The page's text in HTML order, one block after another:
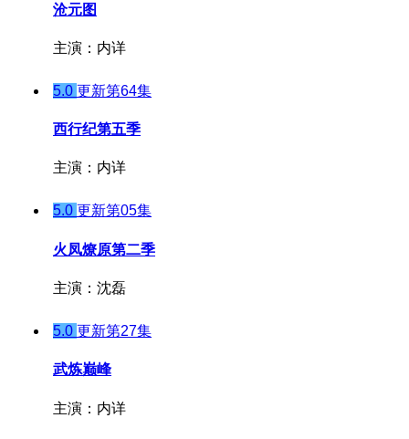
沧元图
主演：内详
5.0 更新第64集
西行纪第五季
主演：内详
5.0 更新第05集
火凤燎原第二季
主演：沈磊
5.0 更新第27集
武炼巅峰
主演：内详